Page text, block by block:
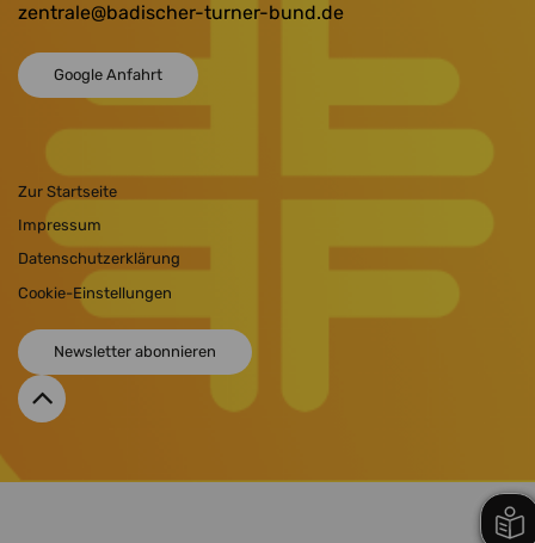
zentrale@badischer-turner-bund.de
Google Anfahrt
Zur Startseite
Impressum
Datenschutzerklärung
Cookie-Einstellungen
Newsletter abonnieren